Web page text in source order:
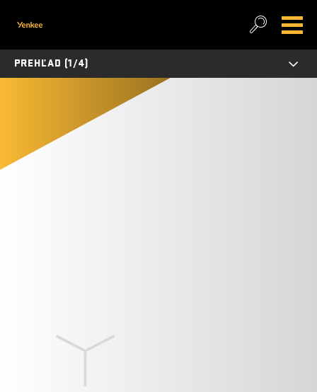
PREHĽAD (1/4)